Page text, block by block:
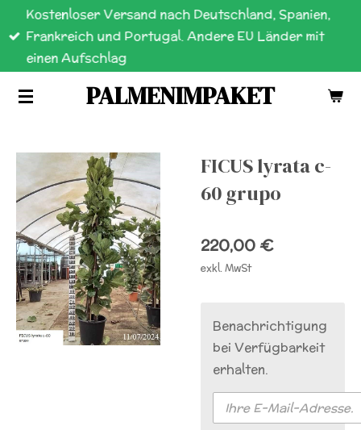
Zum
Hauptinhalt
springen
PALMENIMPAKET
Kostenloser Versand nach Deutschland, Spanien,
Frankreich und Portugal. Andere EU Länder mit
einen Aufschlag
FICUS lyrata c-
60 grupo
220,00 €
exkl. MwSt
Benachrichtigung
bei Verfügbarkeit
erhalten.